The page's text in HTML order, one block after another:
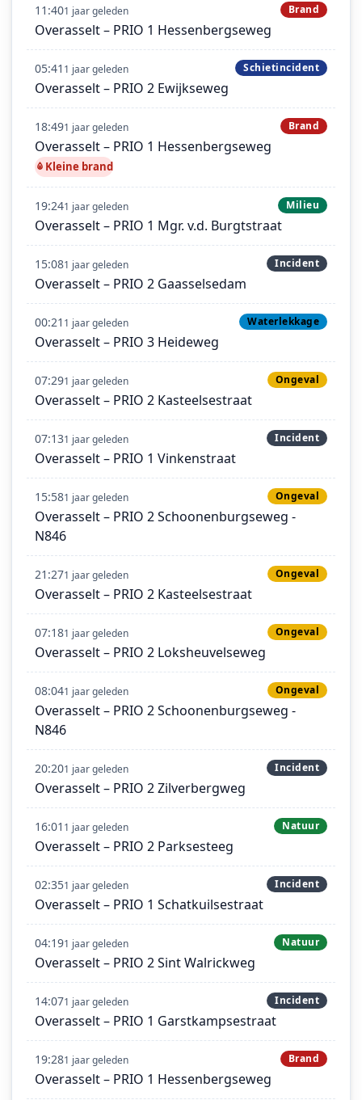
11:401 jaar geleden Brand
Overasselt – PRIO 1 Hessenbergseweg
05:41 1 jaar geleden Schietincident
Overasselt – PRIO 2 Ewijkseweg
18:491 jaar geleden Brand
Overasselt – PRIO 1 Hessenbergseweg
Kleine brand
19:241 jaar geleden Milieu
Overasselt – PRIO 1 Mgr. v.d. Burgtstraat
15:081 jaar geleden Incident
Overasselt – PRIO 2 Gaasselsedam
00:21 1 jaar geleden Waterlekkage
Overasselt – PRIO 3 Heideweg
07:291 jaar geleden Ongeval
Overasselt – PRIO 2 Kasteelsestraat
07:131 jaar geleden Incident
Overasselt – PRIO 1 Vinkenstraat
15:581 jaar geleden Ongeval
Overasselt – PRIO 2 Schoonenburgseweg -
N846
21:271 jaar geleden Ongeval
Overasselt – PRIO 2 Kasteelsestraat
07:181 jaar geleden Ongeval
Overasselt – PRIO 2 Loksheuvelseweg
08:041 jaar geleden Ongeval
Overasselt – PRIO 2 Schoonenburgseweg -
N846
20:201 jaar geleden Incident
Overasselt – PRIO 2 Zilverbergweg
16:01 1 jaar geleden Natuur
Overasselt – PRIO 2 Parksesteeg
02:351 jaar geleden Incident
Overasselt – PRIO 1 Schatkuilsestraat
04:191 jaar geleden Natuur
Overasselt – PRIO 2 Sint Walrickweg
14:071 jaar geleden Incident
Overasselt – PRIO 1 Garstkampsestraat
19:281 jaar geleden Brand
Overasselt – PRIO 1 Hessenbergseweg